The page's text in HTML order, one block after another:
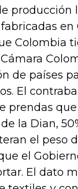
producción
Colombia
de países
El
prendas
la Dian,
el peso
el
El dato